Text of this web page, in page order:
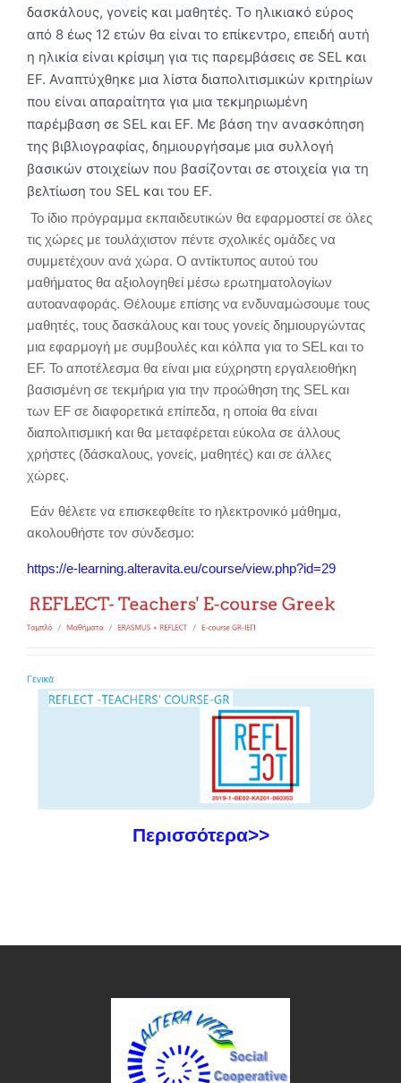
δασκάλους, γονείς και μαθητές. Το ηλικιακό εύρος
από 8 έως 12 ετών θα είναι το επίκεντρο, επειδή αυτή
η ηλικία είναι κρίσιμη για τις παρεμβάσεις σε SEL και
EF. Αναπτύχθηκε μια λίστα διαπολιτισμικών κριτηρίων
που είναι απαραίτητα για μια τεκμηριωμένη
παρέμβαση σε SEL και EF. Με βάση την ανασκόπηση
της βιβλιογραφίας, δημιουργήσαμε μια συλλογή
βασικών στοιχείων που βασίζονται σε στοιχεία για τη
βελτίωση του SEL και του EF.
Το ίδιο πρόγραμμα εκπαιδευτικών θα εφαρμοστεί σε όλες
τις χώρες με τουλάχιστον πέντε σχολικές ομάδες να
συμμετέχουν ανά χώρα. Ο αντίκτυπος αυτού του
μαθήματος θα αξιολογηθεί μέσω ερωτηματολογίων
αυτοαναφοράς. Θέλουμε επίσης να ενδυναμώσουμε τους
μαθητές, τους δασκάλους και τους γονείς δημιουργώντας
μια εφαρμογή με συμβουλές και κόλπα για το SEL και το
EF. Το αποτέλεσμα θα είναι μια εύχρηστη εργαλειοθήκη
βασισμένη σε τεκμήρια για την προώθηση της SEL και
των EF σε διαφορετικά επίπεδα, η οποία θα είναι
διαπολιτισμική και θα μεταφέρεται εύκολα σε άλλους
χρήστες (δάσκαλους, γονείς, μαθητές) και σε άλλες
χώρες.
Εάν θέλετε να επισκεφθείτε το ηλεκτρονικό μάθημα,
ακολουθήστε τον σύνδεσμο:
https://e-learning.alteravita.eu/course/view.php?id=29
Περισσότερα>>